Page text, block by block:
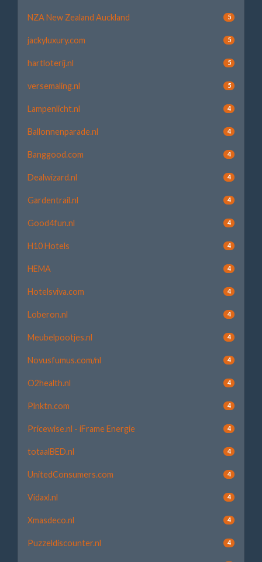
NZA New Zealand Auckland 5
jackyluxury.com 5
hartloterij.nl 5
versemaling.nl 5
Lampenlicht.nl 4
Ballonnenparade.nl 4
Banggood.com 4
Dealwizard.nl 4
Gardentrail.nl 4
Good4fun.nl 4
H10 Hotels 4
HEMA 4
Hotelsviva.com 4
Loberon.nl 4
Meubelpootjes.nl 4
Novusfumus.com/nl 4
O2health.nl 4
Plnktn.com 4
Pricewise.nl - iFrame Energie 4
totaalBED.nl 4
UnitedConsumers.com 4
Vidaxl.nl 4
Xmasdeco.nl 4
Puzzeldiscounter.nl 4